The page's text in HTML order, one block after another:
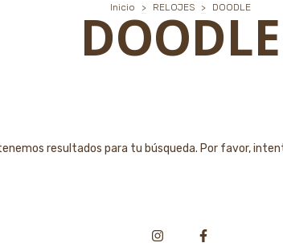
Inicio > RELOJES > DOODLE
DOODLE
resultados para tu búsqueda. Por favor,